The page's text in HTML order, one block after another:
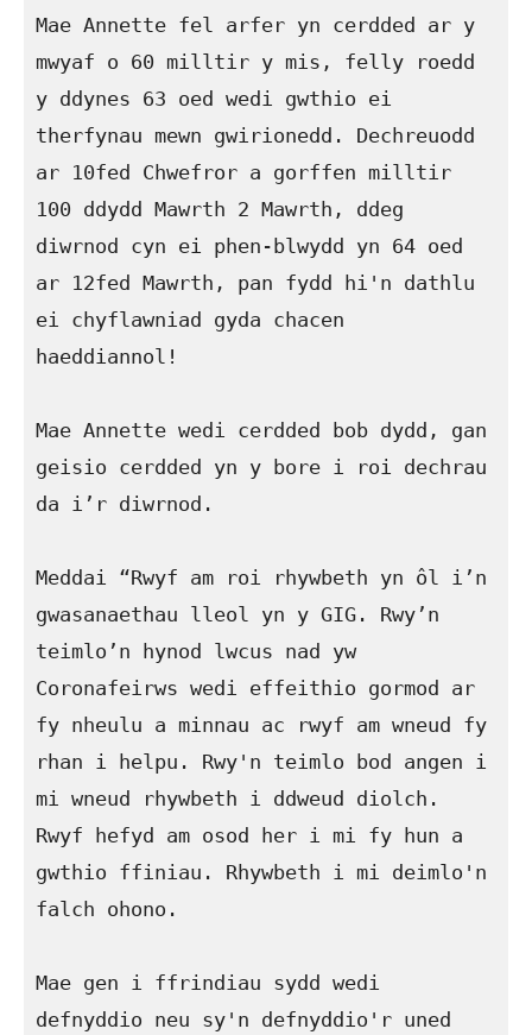
Mae Annette fel arfer yn cerdded ar y
mwyaf o 60 milltir y mis, felly roedd
y ddynes 63 oed wedi gwthio ei
therfynau mewn gwirionedd. Dechreuodd
ar 10fed Chwefror a gorffen milltir
100 ddydd Mawrth 2 Mawrth, ddeg
diwrnod cyn ei phen-blwydd yn 64 oed
ar 12fed Mawrth, pan fydd hi'n dathlu
ei chyflawniad gyda chacen
haeddiannol!
Mae Annette wedi cerdded bob dydd, gan
geisio cerdded yn y bore i roi dechrau
da i’r diwrnod.
Meddai “Rwyf am roi rhywbeth yn ôl i’n
gwasanaethau lleol yn y GIG. Rwy’n
teimlo’n hynod lwcus nad yw
Coronafeirws wedi effeithio gormod ar
fy nheulu a minnau ac rwyf am wneud fy
rhan i helpu. Rwy'n teimlo bod angen i
mi wneud rhywbeth i ddweud diolch.
Rwyf hefyd am osod her i mi fy hun a
gwthio ffiniau. Rhywbeth i mi deimlo'n
falch ohono.
Mae gen i ffrindiau sydd wedi
defnyddio neu sy'n defnyddio'r uned